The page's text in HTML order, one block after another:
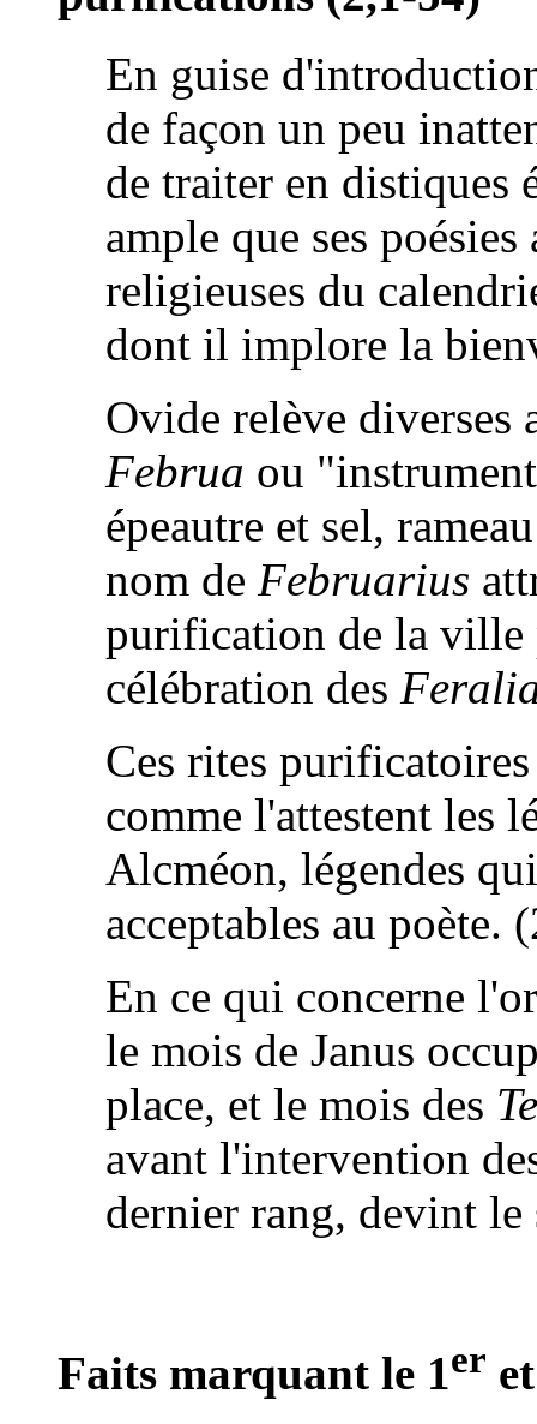
En guise
de façon un peu
de traiter en distiques
ample que ses
religieuses du
dont il implore la
Ovide relève diverses
Februa ou
épeautre et sel,
nom de Februarius
purification de la ville
célébration des
Ces rites
comme l'attestent les
Alcméon, légendes
acceptables au poète.
En ce qui concerne
le mois de Janus
place, et le mois des
avant l'intervention
dernier rang, devint
Faits marquant le 1er